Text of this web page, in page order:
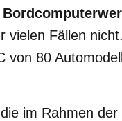
vielen Fällen
von 80
im Rahmen der